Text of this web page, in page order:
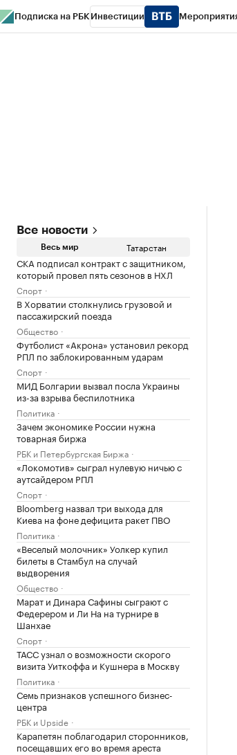
Подписка на РБК Инвестиции
Все новости
Весь мир Татарстан
СКА подписал контракт с защитником,
который провел пять сезонов в НХЛ
Спорт
В Хорватии столкнулись грузовой и
пассажирский поезда
Общество
Футболист «Акрона» установил рекорд
РПЛ по заблокированным ударам
Спорт
МИД Болгарии вызвал посла Украины
из-за взрыва беспилотника
Политика
Зачем экономике России нужна
товарная биржа
РБК и Петербургская Биржа
«Локомотив» сыграл нулевую ничью с
аутсайдером РПЛ
Спорт
Bloomberg назвал три выхода для
Киева на фоне дефицита ракет ПВО
Политика
«Веселый молочник» Уолкер купил
билеты в Стамбул на случай
выдворения
Общество
Марат и Динара Сафины сыграют с
Федерером и Ли На на турнире в
Шанхае
Спорт
ТАСС узнал о возможности скорого
визита Уиткоффа и Кушнера в Москву
Политика
Семь признаков успешного бизнес-
центра
РБК и Upside
Карапетян поблагодарил сторонников,
посещавших его во время ареста